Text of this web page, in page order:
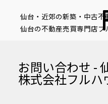
仙台・近郊の新築・中古不
仙台の不動産売買専門店フ
お問い合わせ -
株式会社フルハ